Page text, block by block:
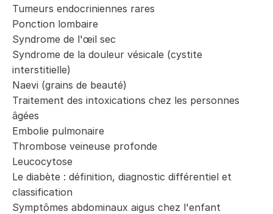
Tumeurs endocriniennes rares
Ponction lombaire
Syndrome de l'œil sec
Syndrome de la douleur vésicale (cystite
interstitielle)
Naevi (grains de beauté)
Traitement des intoxications chez les personnes
âgées
Embolie pulmonaire
Thrombose veineuse profonde
Leucocytose
Le diabète : définition, diagnostic différentiel et
classification
Symptômes abdominaux aigus chez l'enfant